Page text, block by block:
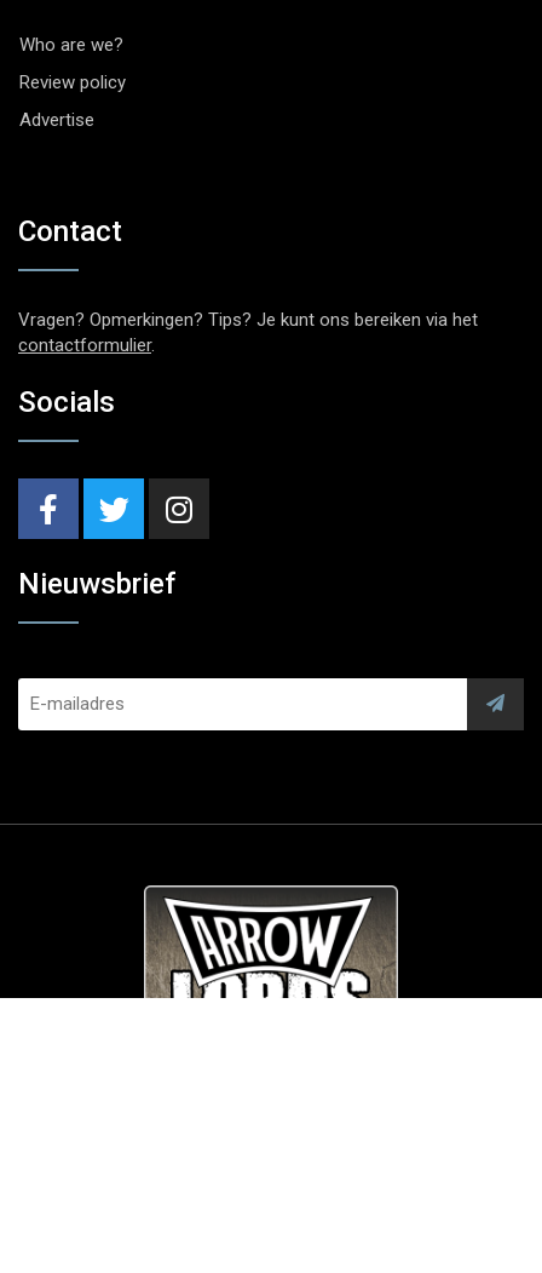
Who are we?
Review policy
Advertise
Contact
Vragen? Opmerkingen? Tips? Je kunt ons bereiken via het
contactformulier.
Socials
Nieuwsbrief